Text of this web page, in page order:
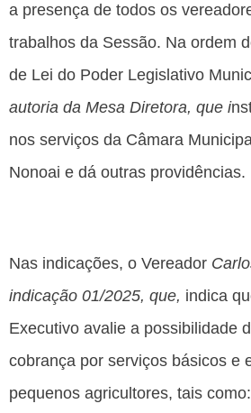
a presença de todos os
trabalhos da Sessão. Na ordem
de Lei do Poder Legislativo
autoria da Mesa Diretora, que i
nos serviços da Câmara
Nonoai e dá outras providências.
Nas indicações, o Vereador
indicação 01/2025, que, indica
Executivo avalie a possibilidade
cobrança por serviços básicos e
pequenos agricultores, tais